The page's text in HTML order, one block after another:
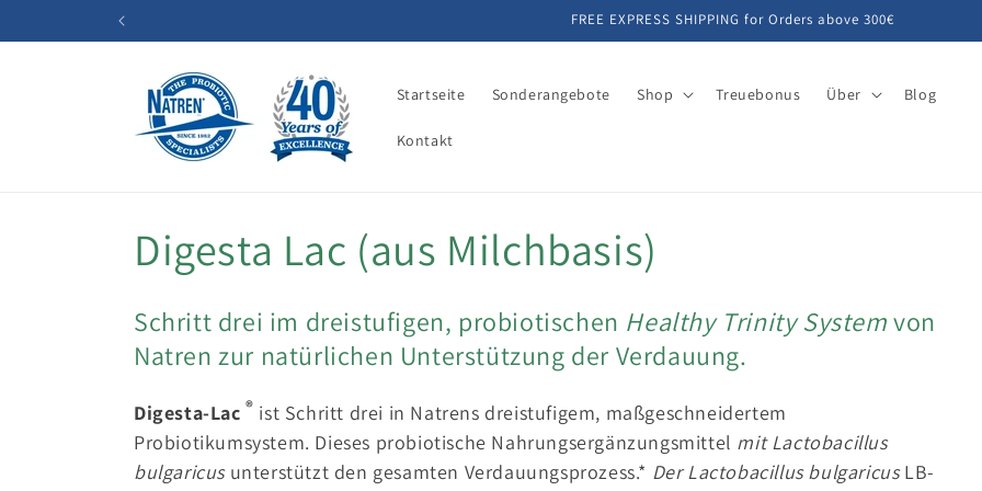
Inhalt
FREE EXPRESS SHIPPING for Orders above 300€
Startseite Sonderangebote Shop Treuebonus Über Blog
Kontakt
K
a
t
e
g
Digesta Lac (aus Milchbasis)
Schritt drei im dreistufigen, probiotischen Healthy Trinity Systemvon
Natren zur natürlichen Unterstützung der Verdauung.
Digesta-Lac® ist Schritt drei in Natrens dreistufigem, maßgeschneidertem
Probiotikumsystem. Dieses probiotische Nahrungsergänzungsmittel mit Lactobacillus
bulgaricusunterstützt den gesamten Verdauungsprozess.* Der Lactobacillus bulgaricusLB-